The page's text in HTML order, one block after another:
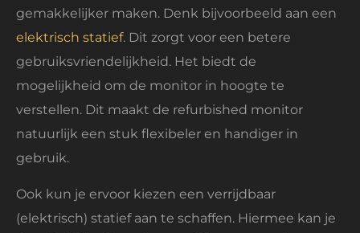
gemakkelijker maken. Denk bijvoorbeeld aan een
elektrisch statief. Dit zorgt voor een betere
gebruiksvriendelijkheid. Het biedt de
mogelijkheid om de monitor in hoogte te
verstellen. Dit maakt de refurbished monitor
natuurlijk een stuk flexibeler en handiger in
gebruik.
Ook kun je ervoor kiezen een verrijdbaar
(elektrisch) statief aan te schaffen. Hiermee kan je